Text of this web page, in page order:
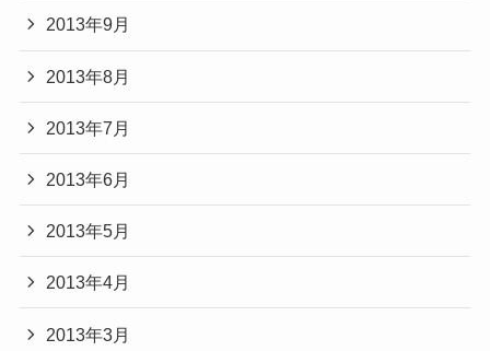
2013年9月
2013年8月
2013年7月
2013年6月
2013年5月
2013年4月
2013年3月